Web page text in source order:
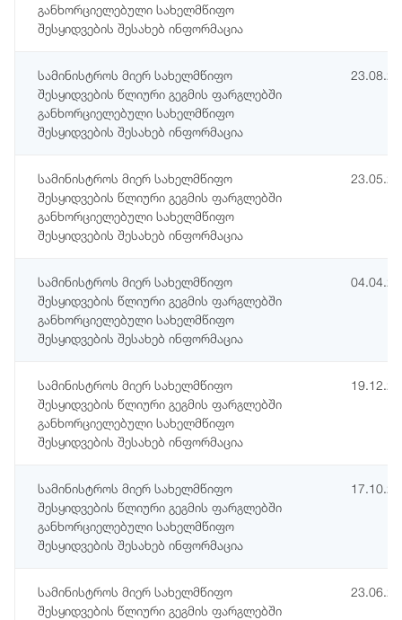
განხორციელებული სახელმწიფო
შესყიდვების შესახებ ინფორმაცია
სამინისტროს მიერ სახელმწიფო
შესყიდვების წლიური გეგმის ფარგლებში
განხორციელებული სახელმწიფო
შესყიდვების შესახებ ინფორმაცია
სამინისტროს მიერ სახელმწიფო
შესყიდვების წლიური გეგმის ფარგლებში
განხორციელებული სახელმწიფო
შესყიდვების შესახებ ინფორმაცია
სამინისტროს მიერ სახელმწიფო
შესყიდვების წლიური გეგმის ფარგლებში
განხორციელებული სახელმწიფო
შესყიდვების შესახებ ინფორმაცია
სამინისტროს მიერ სახელმწიფო
შესყიდვების წლიური გეგმის ფარგლებში
განხორციელებული სახელმწიფო
შესყიდვების შესახებ ინფორმაცია
სამინისტროს მიერ სახელმწიფო
შესყიდვების წლიური გეგმის ფარგლებში
განხორციელებული სახელმწიფო
შესყიდვების შესახებ ინფორმაცია
სამინისტროს მიერ სახელმწიფო
შესყიდვების წლიური გეგმის ფარგლებში